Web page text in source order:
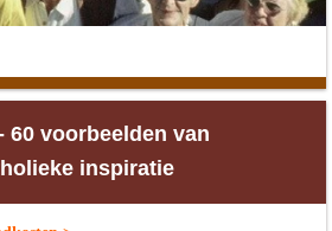
60 voorbeelden van
inspiratie